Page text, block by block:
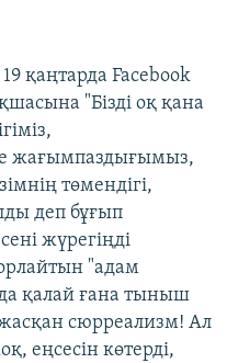
қаңтарда Facebook
"Бізді оқ қана
жағымпаздығымыз,
төмендігі,
деп бұғып
жүрегіңді
"адам
қалай ғана тыныш
сюрреализм! Ал
еңсесін көтерді,